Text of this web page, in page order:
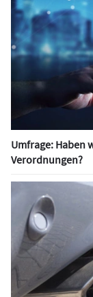
Umfrage: Haben
Verordnungen?